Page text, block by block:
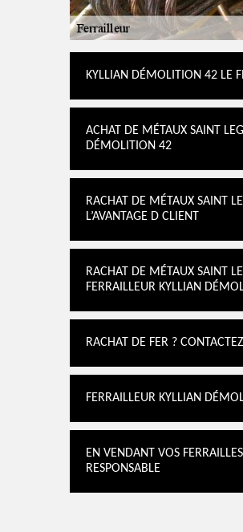
KYLLIAN DÉMOLITION 42 LE
ACHAT DE MÉTAUX SAINT
DÉMOLITION 42
RACHAT DE MÉTAUX SAINT
L’AVANTAGE D CLIENT
RACHAT DE MÉTAUX SAINT
FERRAILLEUR KYLLIAN
RACHAT DE FER ?
FERRAILLEUR KYLLIAN
EN VENDANT VOS
RESPONSABLE